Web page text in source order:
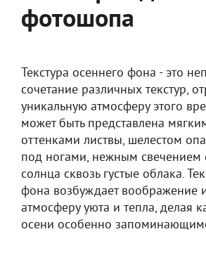
фотошопа
Текстура осеннего фона - это
сочетание различных текстур,
уникальную атмосферу этого
может быть представлена
оттенками листвы, шелестом
под ногами, нежным свечением
солнца сквозь густые облака.
фона возбуждает воображение
атмосферу уюта и тепла, делая
осени особенно